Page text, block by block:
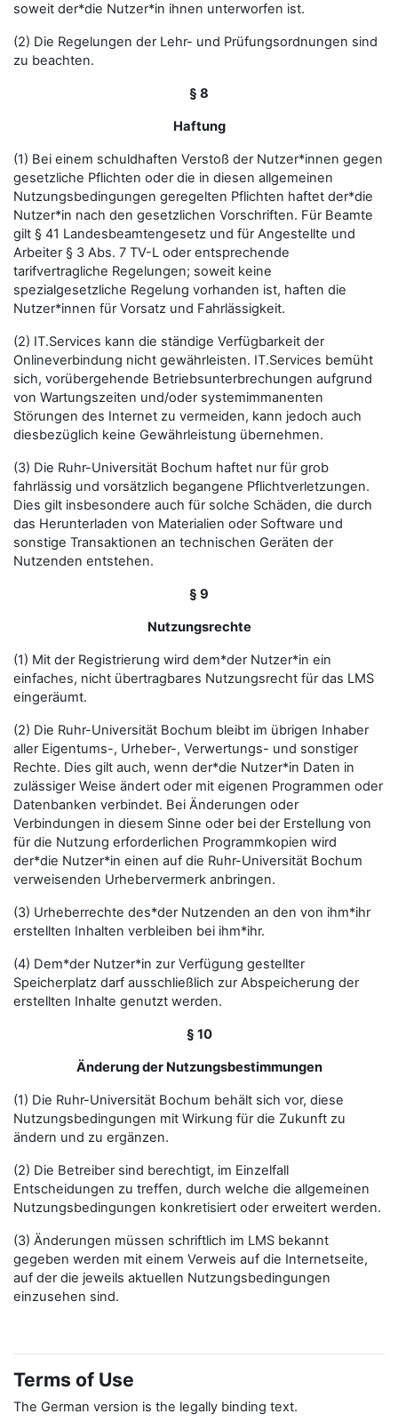
soweit der*die Nutzer*in ihnen unterworfen ist.
(2) Die Regelungen der Lehr- und Prüfungsordnungen sind
zu beachten.
§ 8
Haftung
(1) Bei einem schuldhaften Verstoß der Nutzer*innen gegen
gesetzliche Pflichten oder die in diesen allgemeinen
Nutzungsbedingungen geregelten Pflichten haftet der*die
Nutzer*in nach den gesetzlichen Vorschriften. Für Beamte
gilt § 41 Landesbeamtengesetz und für Angestellte und
Arbeiter § 3 Abs. 7 TV-L oder entsprechende
tarifvertragliche Regelungen; soweit keine
spezialgesetzliche Regelung vorhanden ist, haften die
Nutzer*innen für Vorsatz und Fahrlässigkeit.
(2) IT.Services kann die ständige Verfügbarkeit der
Onlineverbindung nicht gewährleisten. IT.Services bemüht
sich, vorübergehende Betriebsunterbrechungen aufgrund
von Wartungszeiten und/oder systemimmanenten
Störungen des Internet zu vermeiden, kann jedoch auch
diesbezüglich keine Gewährleistung übernehmen.
(3) Die Ruhr-Universität Bochum haftet nur für grob
fahrlässig und vorsätzlich begangene Pflichtverletzungen.
Dies gilt insbesondere auch für solche Schäden, die durch
das Herunterladen von Materialien oder Software und
sonstige Transaktionen an technischen Geräten der
Nutzenden entstehen.
§ 9
Nutzungsrechte
(1) Mit der Registrierung wird dem*der Nutzer*in ein
einfaches, nicht übertragbares Nutzungsrecht für das LMS
eingeräumt.
(2) Die Ruhr-Universität Bochum bleibt im übrigen Inhaber
aller Eigentums-, Urheber-, Verwertungs- und sonstiger
Rechte. Dies gilt auch, wenn der*die Nutzer*in Daten in
zulässiger Weise ändert oder mit eigenen Programmen oder
Datenbanken verbindet. Bei Änderungen oder
Verbindungen in diesem Sinne oder bei der Erstellung von
für die Nutzung erforderlichen Programmkopien wird
der*die Nutzer*in einen auf die Ruhr-Universität Bochum
verweisenden Urhebervermerk anbringen.
(3) Urheberrechte des*der Nutzenden an den von ihm*ihr
erstellten Inhalten verbleiben bei ihm*ihr.
(4) Dem*der Nutzer*in zur Verfügung gestellter
Speicherplatz darf ausschließlich zur Abspeicherung der
erstellten Inhalte genutzt werden.
§ 10
Änderung der Nutzungsbestimmungen
(1) Die Ruhr-Universität Bochum behält sich vor, diese
Nutzungsbedingungen mit Wirkung für die Zukunft zu
ändern und zu ergänzen.
(2) Die Betreiber sind berechtigt, im Einzelfall
Entscheidungen zu treffen, durch welche die allgemeinen
Nutzungsbedingungen konkretisiert oder erweitert werden.
(3) Änderungen müssen schriftlich im LMS bekannt
gegeben werden mit einem Verweis auf die Internetseite,
auf der die jeweils aktuellen Nutzungsbedingungen
einzusehen sind.
Terms of Use
The German version is the legally binding text.